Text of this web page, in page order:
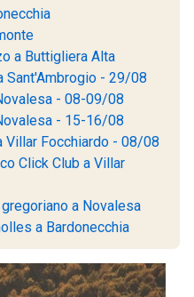
a Buttigliera Alta
- 29/08
- 08-09/08
- 15-16/08
Villar Focchiardo - 08/08
Click Club a Villar
a Novalesa
a Bardonecchia